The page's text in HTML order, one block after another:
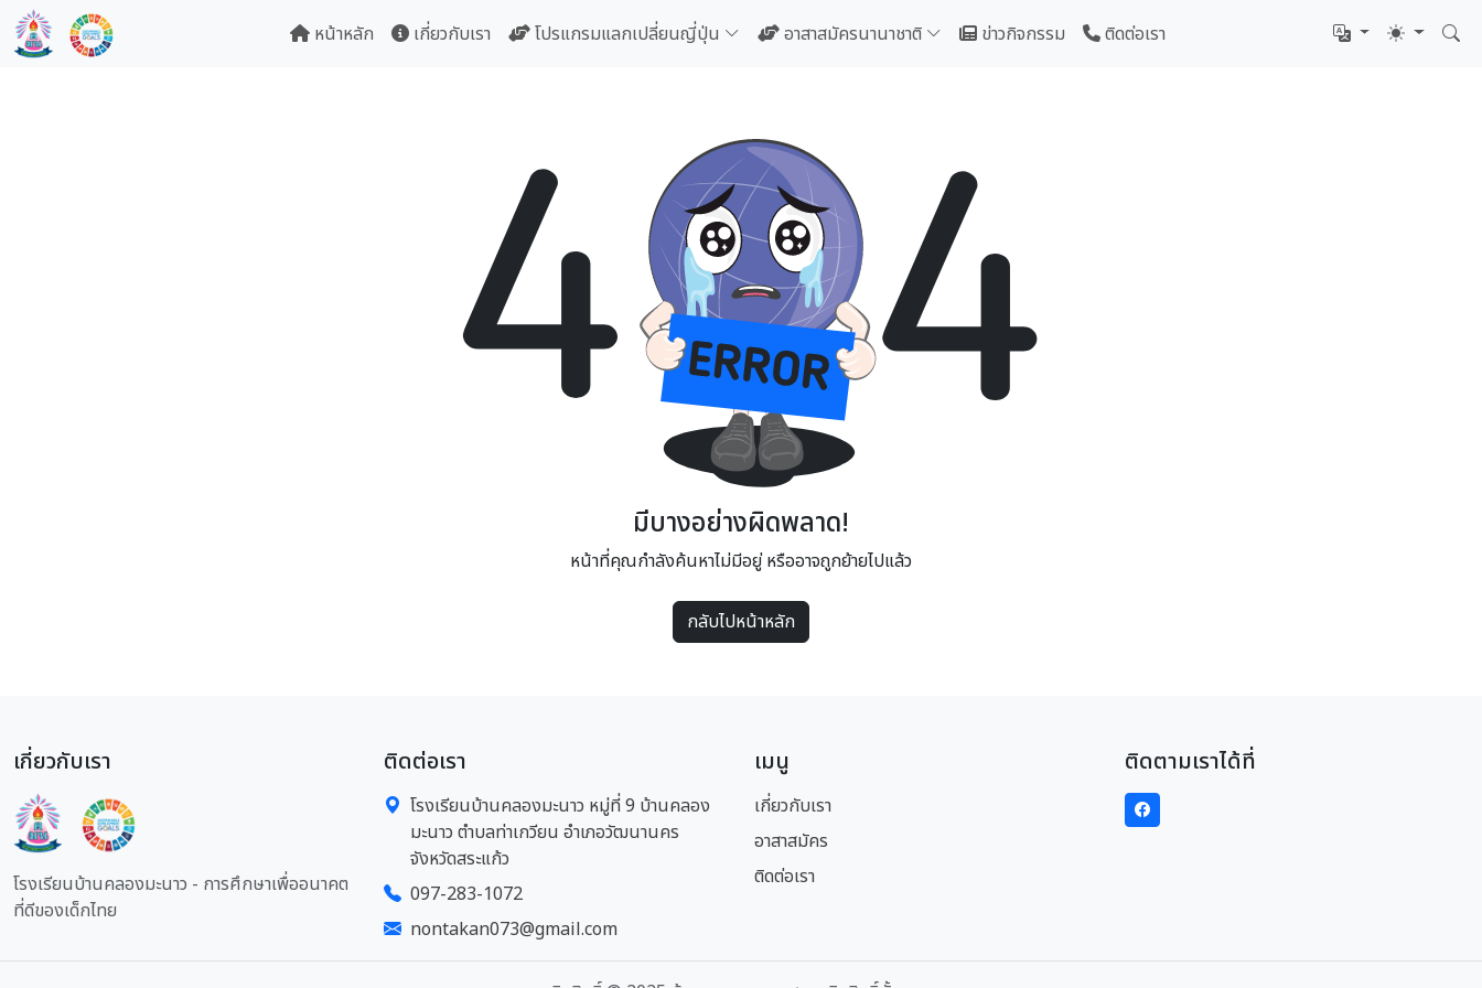
หน้าหลัก เกี่ยวกับเรา โปรแกรมแลกเปลี่ยนญี่ปุ่น อาสาสมัครนานาชาติ ข่าวกิจกรรม ติดต่อเรา
มีบางอย่างผิดพลาด!
หน้าที่คุณกำลังค้นหาไม่มีอยู่ หรืออาจถูกย้ายไปแล้ว
กลับไปหน้าหลัก
เกี่ยวกับเรา
โรงเรียนบ้านคลองมะนาว - การศึกษาเพื่ออนาคต
ที่ดีของเด็กไทย
ติดต่อเรา
โรงเรียนบ้านคลองมะนาว หมู่ที่ 9 บ้านคลอง
มะนาว ตำบลท่าเกวียน อำเภอวัฒนานคร
จังหวัดสระแก้ว
097-283-1072
nontakan073@gmail.com
เมนู
เกี่ยวกับเรา
อาสาสมัคร
ติดต่อเรา
ติดตามเราได้ที่